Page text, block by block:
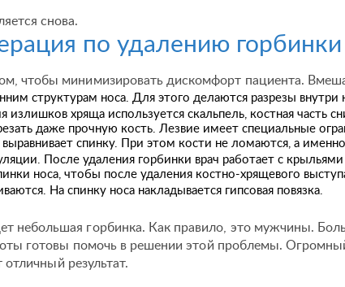
снова.
по удалению горбинки
чтобы минимизировать дискомфорт пациента.
структурам носа. Для этого делаются разрезы внутри
излишков хряща используется скальпель, костная часть
даже прочную кость. Лезвие имеет специальные
спинку. При этом кости не ломаются, а именно
После удаления горбинки врач работает с
носа, чтобы после удаления костно-хрящевого
На спинку носа накладывается гипсовая повязка.
небольшая горбинка. Как правило, это мужчины.
готовы помочь в решении этой проблемы.
результат.